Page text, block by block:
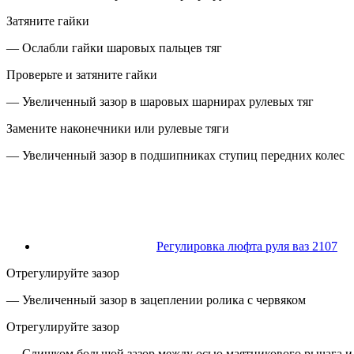
Затяните гайки
— Ослабли гайки шаровых пальцев тяг
Проверьте и затяните гайки
— Увеличенный зазор в шаровых шарнирах рулевых тяг
Замените наконечники или рулевые тяги
— Увеличенный зазор в подшипниках ступиц передних колес
Регулировка люфта руля ваз 2107
Отрегулируйте зазор
— Увеличенный зазор в зацеплении ролика с червяком
Отрегулируйте зазор